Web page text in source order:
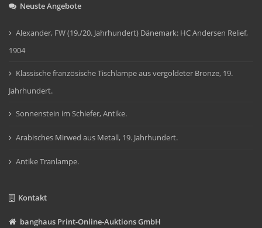
Neuste Angebote
Alexander, FW (19./20. Jahrhundert) Dänemark: HC Andersen Relief,
1904
Klassische französische Tischlampe aus vergoldeter Bronze, 19.
Jahrhundert.
Sonnenstein im Schiefer, Antike.
Arabisches Mirwed aus Metall, 19. Jahrhundert.
Antike Tranlampe.
Kontakt
banghaus Print-Online-Auktions GmbH